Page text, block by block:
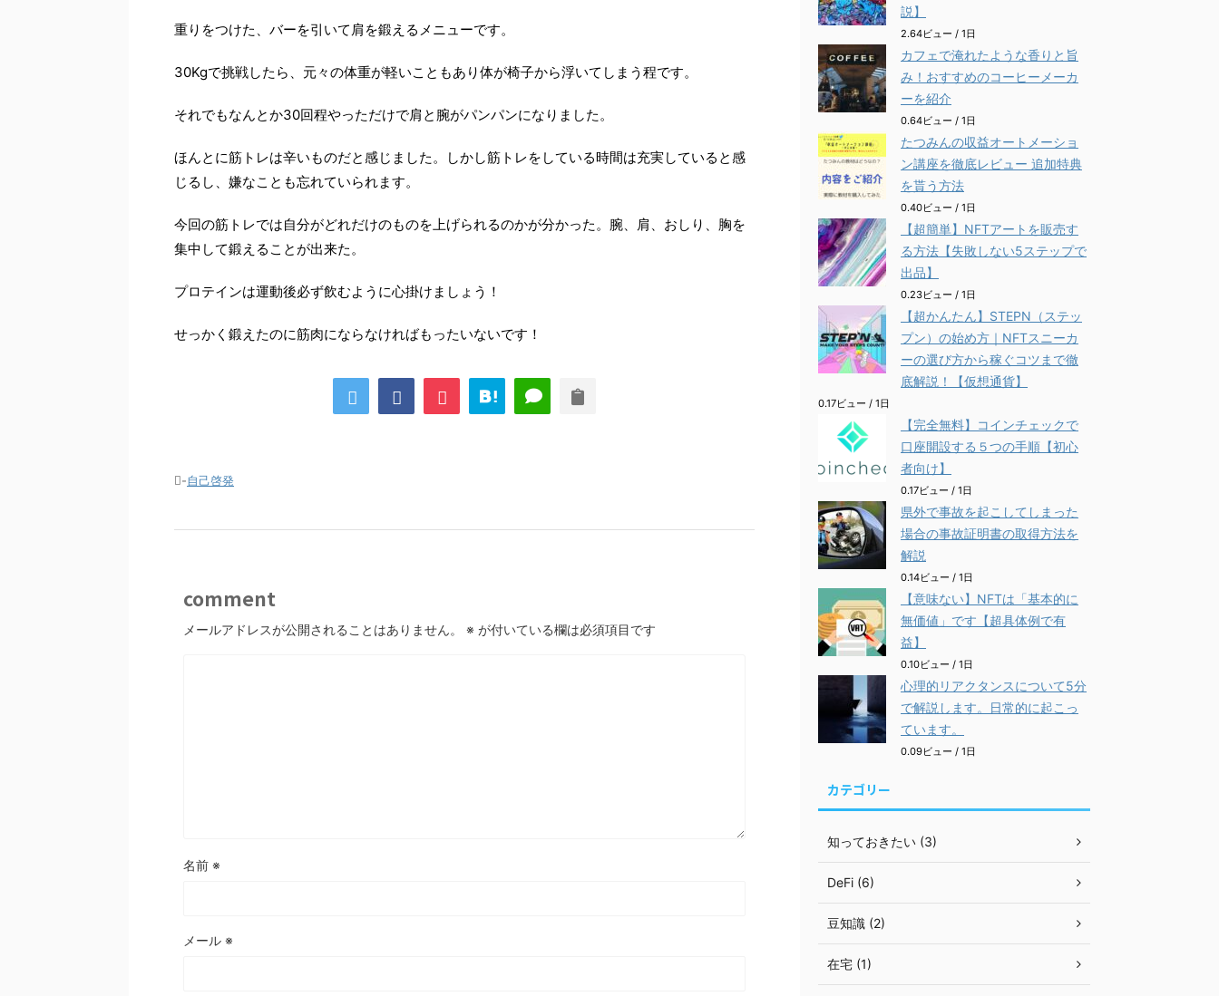
重りをつけた、バーを引いて肩を鍛えるメニューです。
30Kgで挑戦したら、元々の体重が軽いこともあり体が椅子から浮いてしまう程です。
それでもなんとか30回程やっただけで肩と腕がパンパンになりました。
ほんとに筋トレは辛いものだと感じました。しかし筋トレをしている時間は充実していると感
じるし、嫌なことも忘れていられます。
今回の筋トレでは自分がどれだけのものを上げられるのかが分かった。腕、肩、おしり、胸を
集中して鍛えることが出来た。
プロテインは運動後必ず飲むように心掛けましょう！
せっかく鍛えたのに筋肉にならなければもったいないです！
-自己啓発
comment
メールアドレスが公開されることはありません。 ※ が付いている欄は必須項目です
名前 ※
メール ※
説】
2.64ビュー / 1日
カフェで淹れたような香りと旨
み！おすすめのコーヒーメーカ
ーを紹介
0.64ビュー / 1日
たつみんの収益オートメーショ
ン講座を徹底レビュー 追加特典
を貰う方法
0.40ビュー / 1日
【超簡単】NFTアートを販売す
る方法【失敗しない5ステップで
出品】
0.23ビュー / 1日
【超かんたん】STEPN（ステッ
プン）の始め方｜NFTスニーカ
ーの選び方から稼ぐコツまで徹
底解説！【仮想通貨】
0.17ビュー / 1日
【完全無料】コインチェックで
口座開設する５つの手順【初心
者向け】
0.17ビュー / 1日
県外で事故を起こしてしまった
場合の事故証明書の取得方法を
解説
0.14ビュー / 1日
【意味ない】NFTは「基本的に
無価値」です【超具体例で有
益】
0.10ビュー / 1日
心理的リアクタンスについて5分
で解説します。日常的に起こっ
ています。
0.09ビュー / 1日
カテゴリー
知っておきたい (3)
DeFi (6)
豆知識 (2)
在宅 (1)